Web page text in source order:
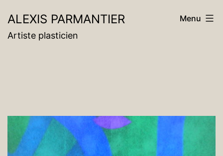
au
contenu
ALEXIS PARMANTIER
Artiste plasticien
Menu